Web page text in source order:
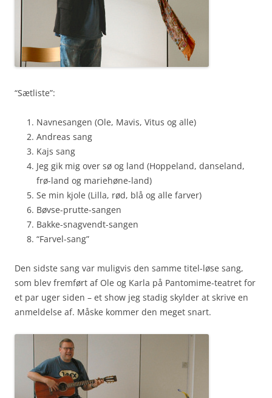
“Sætliste”:
Navnesangen (Ole, Mavis, Vitus og alle)
Andreas sang
Kajs sang
Jeg gik mig over sø og land (Hoppeland, danseland,
frø-land og mariehøne-land)
Se min kjole (Lilla, rød, blå og alle farver)
Bøvse-prutte-sangen
Bakke-snagvendt-sangen
“Farvel-sang”
Den sidste sang var muligvis den samme titel-løse sang,
som blev fremført af Ole og Karla på Pantomime-teatret for
et par uger siden – et show jeg stadig skylder at skrive en
anmeldelse af. Måske kommer den meget snart.